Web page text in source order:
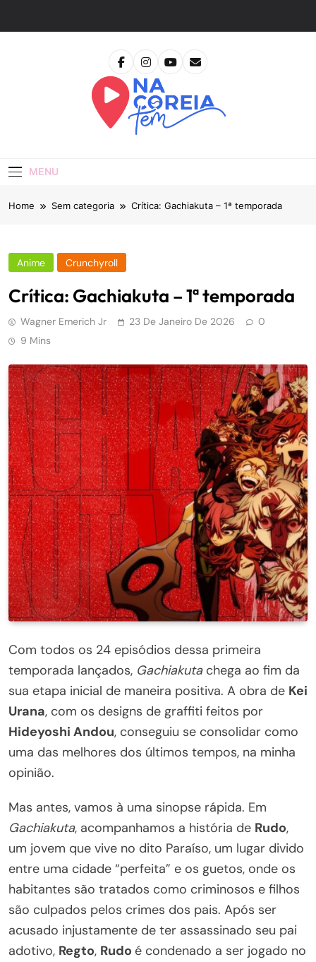
MENU
Home Sem categoria Crítica: Gachiakuta – 1ª temporada
Anime Crunchyroll
Crítica: Gachiakuta – 1ª temporada
Wagner Emerich Jr 23 De Janeiro De 2026
0
9 Mins
Com todos os 24 episódios dessa primeira
temporada lançados, Gachiakuta chega ao fim da
sua etapa inicial de maneira positiva. A obra de Kei
Urana, com os designs de graffiti feitos por
Hideyoshi Andou, conseguiu se consolidar como
uma das melhores dos últimos tempos, na minha
opinião.
Mas antes, vamos à uma sinopse rápida. Em
Gachiakuta, acompanhamos a história de Rudo,
um jovem que vive no dito Paraíso, um lugar divido
entre uma cidade “perfeita” e os guetos, onde os
habitantes são tratados como criminosos e filhos
são culpados pelos crimes dos pais. Após ser
acusado injustamente de ter assassinado seu pai
adotivo, Regto, Rudo é condenado a ser jogado no